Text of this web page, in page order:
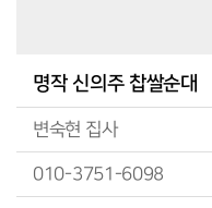
명작 신의주 찹쌀순대
변숙현 집사
010-3751-6098